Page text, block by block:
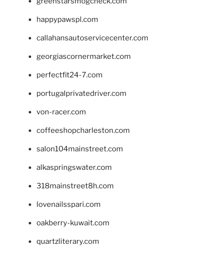
happypawspl.com
callahansautoservicecenter.com
georgiascornermarket.com
perfectfit24-7.com
portugalprivatedriver.com
von-racer.com
coffeeshopcharleston.com
salon104mainstreet.com
alkaspringswater.com
318mainstreet8h.com
lovenailsspari.com
oakberry-kuwait.com
quartzliterary.com